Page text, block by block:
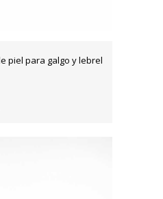
piel para galgo y lebrel